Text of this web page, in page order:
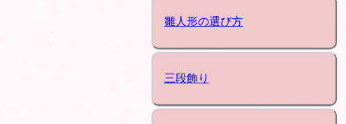
雛人形の選び方
三段飾り